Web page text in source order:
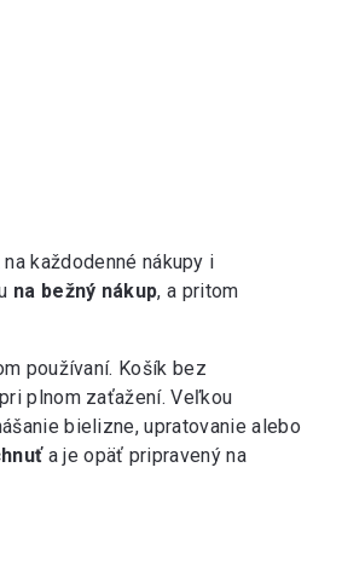
každodenné nákupy i
na bežný nákup, a pritom
používaní. Košík bez
plnom zaťažení. Veľkou
bielizne, upratovanie alebo
a je opäť pripravený na